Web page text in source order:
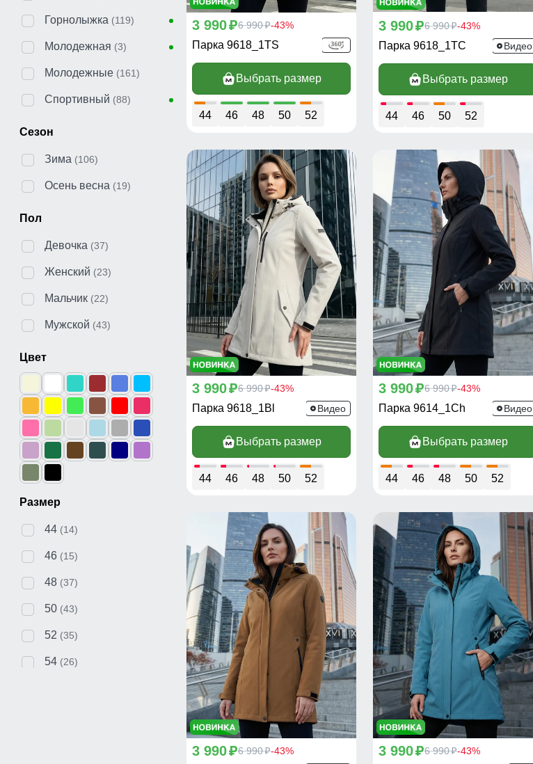
Горнолыжка (119)
Молодежная (3)
Молодежные (161)
Спортивный (88)
Сезон
Зима (106)
Осень весна (19)
Пол
Девочка (37)
Женский (23)
Мальчик (22)
Мужской (43)
Цвет
Размер
44 (14)
46 (15)
48 (37)
50 (43)
52 (35)
54 (26)
3 990p6 990p-43%
Парка 9618_1TS
Выбрать размер
44 46 48 50 52
3 990p6 990p-43%
Парка 9618_1TC Видео
Выбрать размер
44 46 50 52
3 990p6 990p-43%
Парка 9618_1Bl Видео
Выбрать размер
44 46 48 50 52
3 990p6 990p-43%
Парка 9614_1Ch Видео
Выбрать размер
44 46 48 50 52
3 990p6 990p-43% 3 990p6 990p-43%